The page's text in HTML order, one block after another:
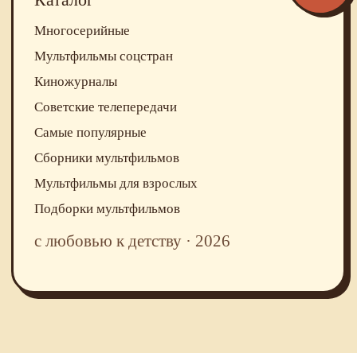
Многосерийные
Мультфильмы соцстран
Киножурналы
Советские телепередачи
Самые популярные
Сборники мультфильмов
Мультфильмы для взрослых
Подборки мультфильмов
с любовью к детству · 2026